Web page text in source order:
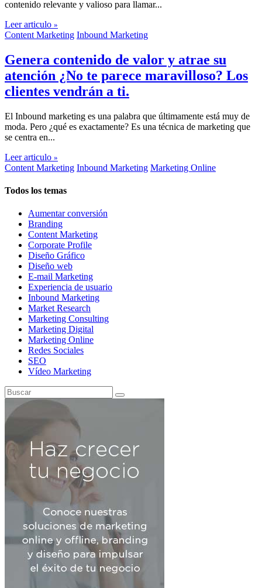
contenido relevante y valioso para llamar...
Leer articulo »
Content Marketing Inbound Marketing
Genera contenido de valor y atrae su
atención ¿No te parece maravilloso? Los
clientes vendrán a ti.
El Inbound marketing es una palabra que últimamente está muy de
moda. Pero ¿qué es exactamente? Es una técnica de marketing que
se centra en...
Leer articulo »
Content Marketing Inbound Marketing Marketing Online
Todos los temas
Aumentar conversión
Branding
Content Marketing
Corporate Profile
Diseño Gráfico
Diseño web
E-mail Marketing
Experiencia de usuario
Inbound Marketing
Market Research
Marketing Consulting
Marketing Digital
Marketing Online
Redes Sociales
SEO
Vídeo Marketing